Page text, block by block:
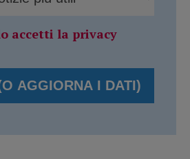
accetti la privacy